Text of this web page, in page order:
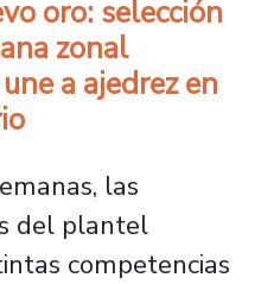
oro: selección
zonal
a ajedrez en
las
del plantel
competencias